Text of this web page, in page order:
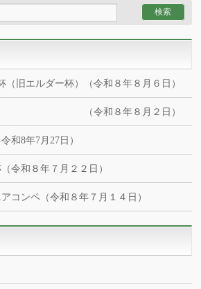
旧エルダー杯）（令和８年８月６日）
杯 （令和８年８月２日）
8年7月27日）
令和８年７月２２日）
コンペ（令和８年７月１４日）